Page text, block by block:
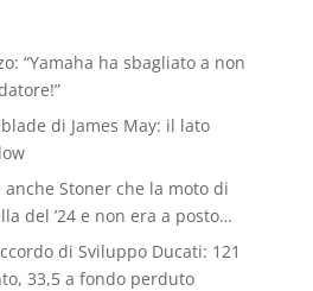
“Yamaha ha sbagliato a non
di James May: il lato
anche Stoner che la moto di
del ’24 e non era a posto…
di Sviluppo Ducati: 121
33,5 a fondo perduto